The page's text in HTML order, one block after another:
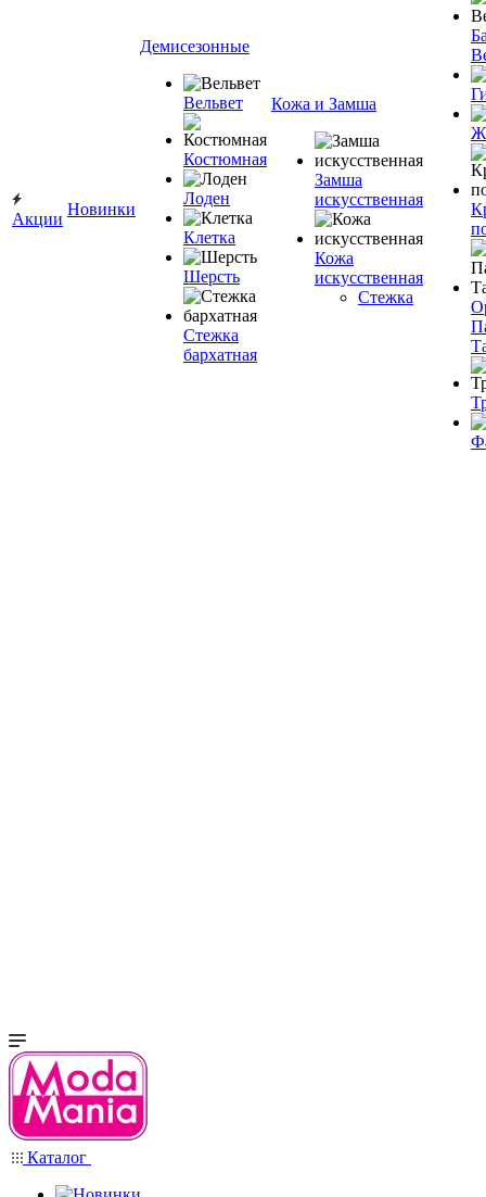
Акции
Новинки
Демисезонные
Вельвет
Костюмная
Лоден
Клетка
Шерсть
Стежка
бархатная
Кожа и Замша
Замша
искусственная
Кожа
искусственная
Стежка
Каталог